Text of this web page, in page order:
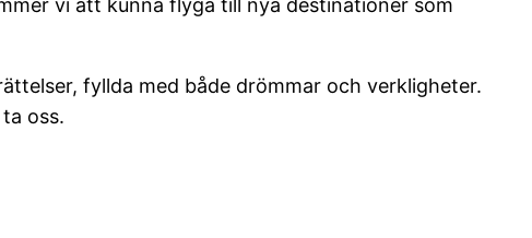
vi att kunna flyga till nya destinationer som
fyllda med både drömmar och verkligheter.
oss.